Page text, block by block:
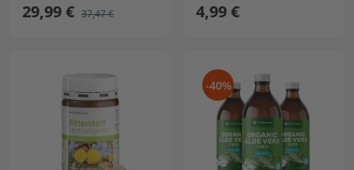
29,99 € 37,47 € 4,99 €
-40%